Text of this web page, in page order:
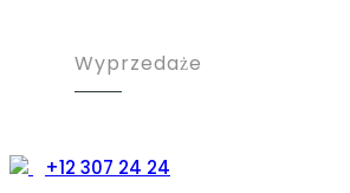
Wyprzedaże
+12 307 24 24